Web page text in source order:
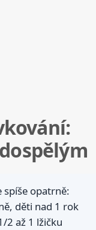
spíše opatrně:
děti nad 1 rok
2 až 1 lžičku